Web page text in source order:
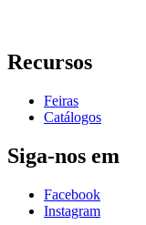
Recursos
Feiras
Catálogos
Siga-nos em
Facebook
Instagram